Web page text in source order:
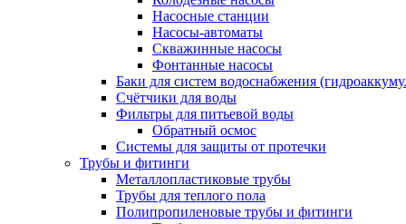
Насосные станции
Насосы-автоматы
Скважинные насосы
Фонтанные насосы
Баки для систем водоснабжения
Счётчики для воды
Фильтры для питьевой воды
Обратный осмос
Системы для защиты от протечки
Трубы и фитинги
Металлопластиковые трубы
Трубы для теплого пола
Полипропиленовые трубы и фитинги